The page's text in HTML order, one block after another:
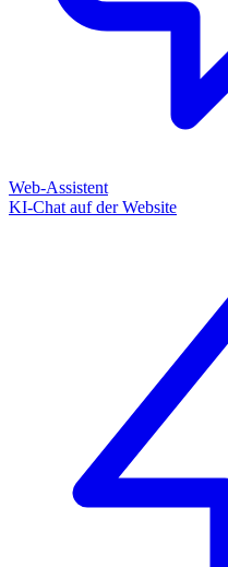
Web-Assistent
KI-Chat auf der Website